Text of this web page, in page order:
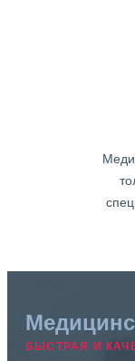
БЫСТРАЯ И